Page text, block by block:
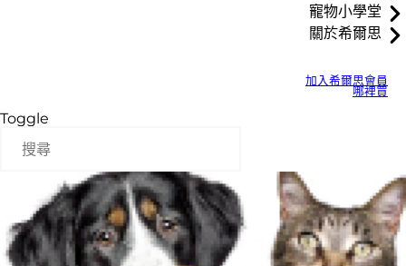
寵物小學堂
關於希爾思
加入希爾思會員
哪裡買
Toggle